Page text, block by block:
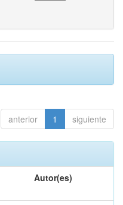
anterior 1 siguiente
Autor(es)